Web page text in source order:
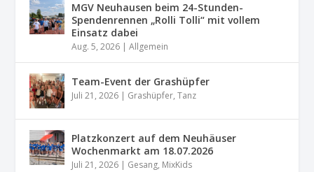
MGV Neuhausen beim 24-Stunden-
Spendenrennen „Rolli Tolli“ mit vollem
Einsatz dabei
Aug. 5, 2026 |Allgemein
Team-Event der Grashüpfer
Juli 21, 2026 | Grashüpfer,Tanz
Platzkonzert auf dem Neuhäuser
Wochenmarkt am 18.07.2026
Juli 21, 2026 | Gesang, MixKids